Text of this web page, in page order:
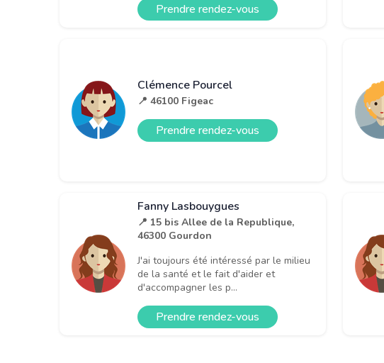
Prendre rendez-vous
Clémence Pourcel
📍 46100 Figeac
Prendre rendez-vous
Fanny Lasbouygues
📍 15 bis Allee de la Republique,
46300 Gourdon
J'ai toujours été intéressé par le milieu
de la santé et le fait d'aider et
d'accompagner les p...
Prendre rendez-vous